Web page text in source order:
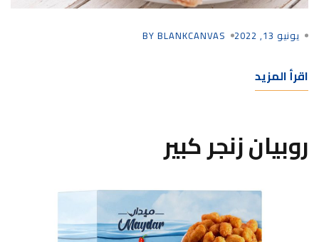
يونيو 13, 2022 BY BLANKCANVAS
اقرأ المزيد
روبيان زنجر كبير